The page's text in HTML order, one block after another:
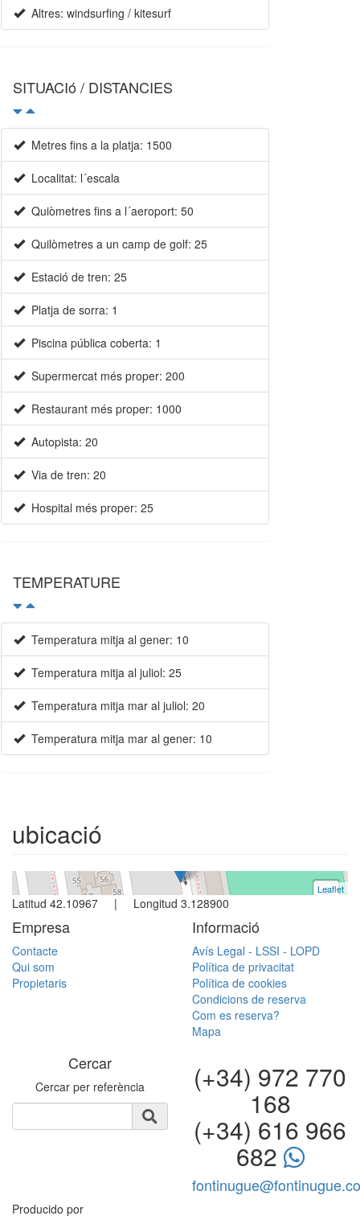
Altres: windsurfing / kitesurf
SITUACIó / DISTANCIES
Metres fins a la platja: 1500
Localitat: l´escala
Quiòmetres fins a l´aeroport: 50
Quilòmetres a un camp de golf: 25
Estació de tren: 25
Platja de sorra: 1
Piscina pública coberta: 1
Supermercat més proper: 200
Restaurant més proper: 1000
Autopista: 20
Via de tren: 20
Hospital més proper: 25
TEMPERATURE
Temperatura mitja al gener: 10
Temperatura mitja al juliol: 25
Temperatura mitja mar al juliol: 20
Temperatura mitja mar al gener: 10
ubicació
Villa
+
Leaflet
Latitud 42.10967 | Longitud 3.128900
Empresa
Contacte
Qui som
Propietaris
Informació
Avís Legal - LSSI - LOPD
Política de privacitat
Política de cookies
Condicions de reserva
Com es reserva?
Mapa
Cercar
Cercar per referència (+34) 972 770
168
(+34) 616 966
682
Producido por